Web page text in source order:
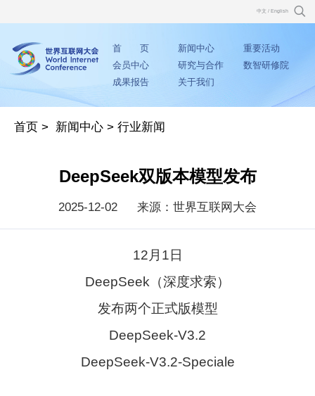
中文 / English
首 页 新闻中心
重要活动
会员中心
研究与合作
数智研修院
成果报告
关于我们
首页 > 新闻中心 >行业新闻
DeepSeek双版本模型发布
2025-12-02 来源：世界互联网大会
12月1日
DeepSeek（深度求索）
发布两个正式版模型
DeepSeek-V3.2
DeepSeek-V3.2-Speciale